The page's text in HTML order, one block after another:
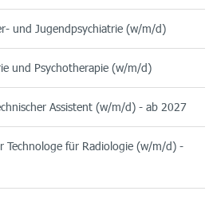
und Jugendpsychiatrie (w/m/d)
und Psychotherapie (w/m/d)
Assistent (w/m/d) - ab 2027
Technologe für Radiologie (w/m/d) -